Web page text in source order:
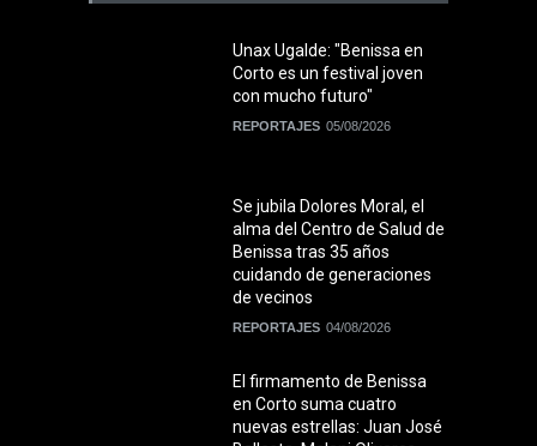
Unax Ugalde: "Benissa en
Corto es un festival joven
con mucho futuro"
REPORTAJES 05/08/2026
Se jubila Dolores Moral, el
alma del Centro de Salud de
Benissa tras 35 años
cuidando de generaciones
de vecinos
REPORTAJES 04/08/2026
El firmamento de Benissa
en Corto suma cuatro
nuevas estrellas: Juan José